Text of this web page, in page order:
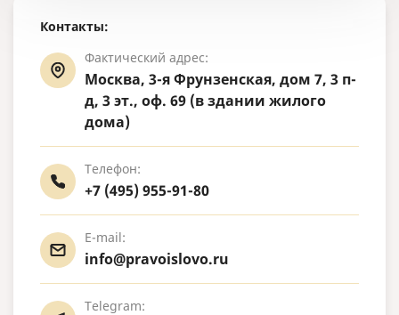
Контакты:
Фактический адрес:
Москва, 3-я Фрунзенская, дом 7, 3 п-
д, 3 эт., оф. 69 (в здании жилого
дома)
Телефон:
+7 (495) 955-91-80
E-mail:
info@pravoislovo.ru
Telegram: